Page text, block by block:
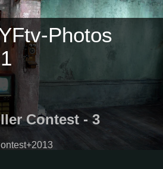
Photos
Contest - 3